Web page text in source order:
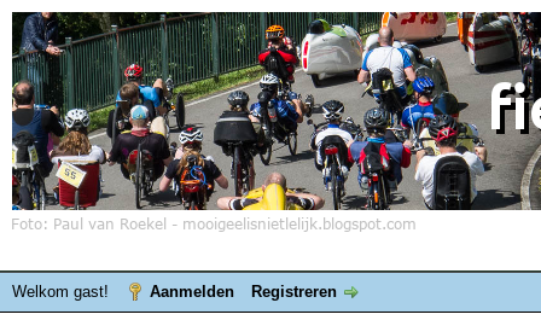
Welkom gast! Aanmelden Registreren